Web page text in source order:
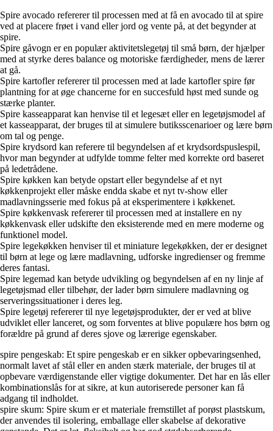
Spire avocado refererer til processen med at få en avocado til at spire
ved at placere frøet i vand eller jord og vente på, at det begynder at
spire.
Spire gåvogn er en populær aktivitetslegetøj til små børn, der hjælper
med at styrke deres balance og motoriske færdigheder, mens de lærer
at gå.
Spire kartofler refererer til processen med at lade kartofler spire før
plantning for at øge chancerne for en succesfuld høst med sunde og
stærke planter.
Spire kasseapparat kan henvise til et legesæt eller en legetøjsmodel af
et kasseapparat, der bruges til at simulere butiksscenarioer og lære børn
om tal og penge.
Spire krydsord kan referere til begyndelsen af et krydsordspuslespil,
hvor man begynder at udfylde tomme felter med korrekte ord baseret
på ledetrådene.
Spire køkken kan betyde opstart eller begyndelse af et nyt
køkkenprojekt eller måske endda skabe et nyt tv-show eller
madlavningsserie med fokus på at eksperimentere i køkkenet.
Spire køkkenvask refererer til processen med at installere en ny
køkkenvask eller udskifte den eksisterende med en mere moderne og
funktionel model.
Spire legekøkken henviser til et miniature legekøkken, der er designet
til børn at lege og lære madlavning, udforske ingredienser og fremme
deres fantasi.
Spire legemad kan betyde udvikling og begyndelsen af en ny linje af
legetøjsmad eller tilbehør, der lader børn simulere madlavning og
serveringssituationer i deres leg.
Spire legetøj refererer til nye legetøjsprodukter, der er ved at blive
udviklet eller lanceret, og som forventes at blive populære hos børn og
forældre på grund af deres sjove og lærerige egenskaber.
spire pengeskab: Et spire pengeskab er en sikker opbevaringsenhed,
normalt lavet af stål eller en anden stærk materiale, der bruges til at
opbevare værdigenstande eller vigtige dokumenter. Det har en lås eller
kombinationslås for at sikre, at kun autoriserede personer kan få
adgang til indholdet.
spire skum: Spire skum er et materiale fremstillet af porøst plastskum,
der anvendes til isolering, emballage eller skabelse af dekorative